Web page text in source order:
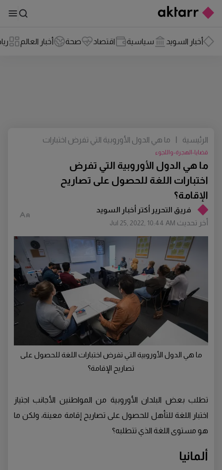
أخبار السويد سياسية اقتصاد صحة أخبار العالم
فريق التحرير أكتر أخبار السويد
أخر تحديث Jul 25, 2022, 10:44 AM
ما هي الدول الأوروبية التي تفرض
اختبارات اللغة للحصول على تصاريح
الإقامة؟
قضايا-الهجرة-واللجوء
الرئيسية
ما هي الدول الأوروبية التي تفرض اختبارات
اللغة للحصول على تصاريح الإقامة؟
ما هي الدول الأوروبية التي تفرض اختبارات اللغة للحصول على
تصاريح الإقامة؟
تطلب بعض البلدان الأوروبية من المواطنين الأجانب اجتياز
اختبار اللغة للتأهل للحصول على تصاريح إقامة معينة، ولكن ما
هو مستوى اللغة الذي تتطلبه؟
ألمانيا